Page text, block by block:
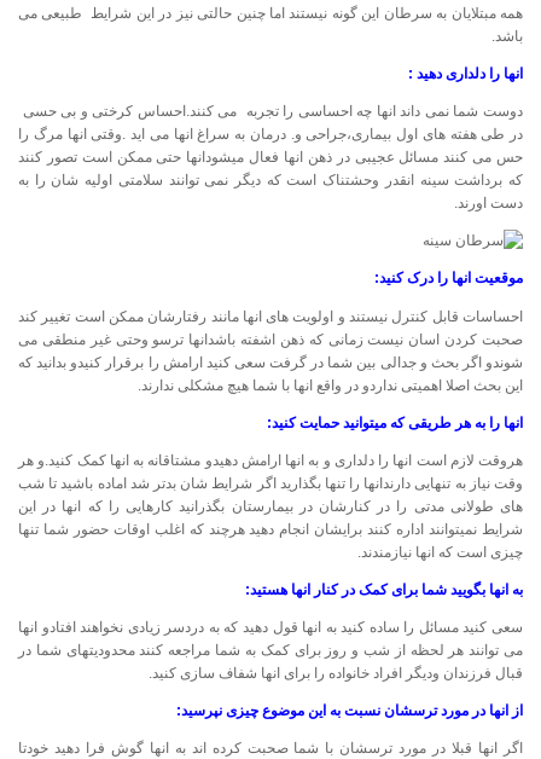
همه مبتلایان به سرطان این گونه نیستند اما چنین حالتی نیز در این شرایط طبیعی می
باشد.
انها را دلداری دهید :
دوست شما نمی داند انها چه احساسی را تجربه می کنند.احساس کرختی و بی حسی
در طی هفته های اول بیماری،جراحی و. درمان به سراغ انها می اید .وقتی انها مرگ را
حس می کنند مسائل عجیبی در ذهن انها فعال میشودانها حتی ممکن است تصور کنند
که برداشت سینه انقدر وحشتناک است که دیگر نمی توانند سلامتی اولیه شان را به
دست اورند.
موقعیت انها را درک کنید:
احساسات قابل کنترل نیستند و اولویت های انها مانند رفتارشان ممکن است تغییر کند
صحبت کردن اسان نیست زمانی که ذهن اشفته باشدانها ترسو وحتی غیر منطقی می
شوندو اگر بحث و جدالی بین شما در گرفت سعی کنید ارامش را برقرار کنیدو بدانید که
این بحث اصلا اهمیتی نداردو در واقع انها با شما هیچ مشکلی ندارند.
انها را به هر طریقی که میتوانید حمایت کنید:
هروقت لازم است انها را دلداری و به انها ارامش دهیدو مشتاقانه به انها کمک کنید.و هر
وقت نیاز به تنهایی دارندانها را تنها بگذارید اگر شرایط شان بدتر شد اماده باشید تا شب
های طولانی مدتی را در کنارشان در بیمارستان بگذرانید کارهایی را که انها در این
شرایط نمیتوانند اداره کنند برایشان انجام دهید هرچند که اغلب اوقات حضور شما تنها
چیزی است که انها نیازمندند.
به انها بگویید شما برای کمک در کنار انها هستید:
سعی کنید مسائل را ساده کنید به انها قول دهید که به دردسر زیادی نخواهند افتادو انها
می توانند هر لحظه از شب و روز برای کمک به شما مراجعه کنند محدودیتهای شما در
قبال فرزندان ودیگر افراد خانواده را برای انها شفاف سازی کنید.
از انها در مورد ترسشان نسبت به این موضوع چیزی نپرسید:
اگر انها قبلا در مورد ترسشان با شما صحبت کرده اند به انها گوش فرا دهید خودتا